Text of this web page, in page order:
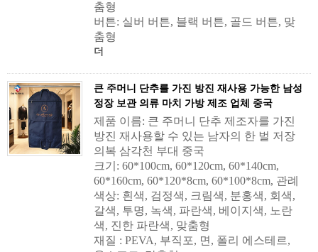
춤형
버튼: 실버 버튼, 블랙 버튼, 골드 버튼, 맞
춤형
더
큰 주머니 단추를 가진 방진 재사용 가능한 남성
정장 보관 의류 마치 가방 제조 업체 중국
제품 이름: 큰 주머니 단추 제조자를 가진
방진 재사용할 수 있는 남자의 한 벌 저장
의복 삼각천 부대 중국
크기: 60*100cm, 60*120cm, 60*140cm,
60*160cm, 60*120*8cm, 60*100*8cm, 관례
색상: 흰색, 검정색, 크림색, 분홍색, 회색,
갈색, 투명, 녹색, 파란색, 베이지색, 노란
색, 진한 파란색, 맞춤형
재질 : PEVA, 부직포, 면, 폴리 에스테르,